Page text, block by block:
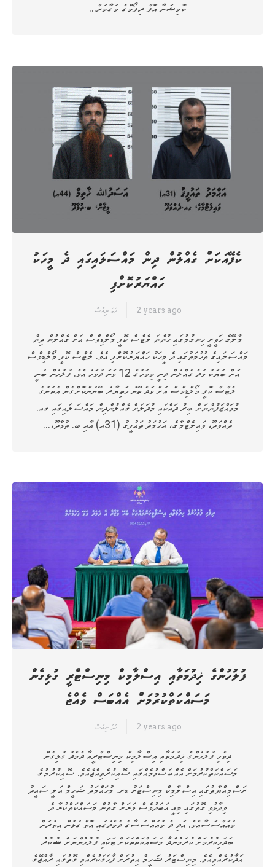
ކޮމިޝަނާ އޮފް ރިފޯމްގެ މަގާމަށް…
ކެފޭއަކަށް ގެއްލުން ދިން މައްސަލައިގައި ދެ މީހަކު
ހައްޔަރުކޮށްފި
ހަމަ ނިއުސް 2 years ago
މާލޭގެ ހަވީރީ ހިނގުމުގައި ހުންނަ ލެޓްސް ކޮފީ މޯލްޑިވްސް އަށް ގެއްލުން ދިން
މައްސަލައިގެ ތުހުމަތުގައި ދެ މީހަކު ހައްޔަރުކޮށްފި އެވެ. ލެޓްސް ކޮފީ މޯލްޑިވްސް
އަށް ބަޔަކު ވަދެ ގެއްލުން ދިނީ މިމަހުގެ 12 ވަނަ ދުވަހު އެވެ. ފުލުހުން ބުނީ
ލެޓްސް ކޮފީ މޯލްޑިވްސް އަށް ވަދެ ތޫނު ހަތިޔާރު ބޭނުންކޮށްގެން އެތަނުގެ
މުވައްޒަފުންނަށް ބިރު ދައްކައި މުދަލަށް ގެއްލުންދިން މައްސަލައިގައި ގއ.
ދެއްވަދޫ، ވައިލެޓްމާގެ، އަހުމަދު ތައުފީގު (31އ) އާއި ބ. ތުޅާދޫ،…
ފުލުހުންގެ ޚިދުމަތާއި އިސްލާމިކް މިނިސްޓްރީ ގުޅިގެން
މަސައްކަތްކުރުމަށް އެއްބަސް ވެއްޖެ
ހަމަ ނިއުސް 2 years ago
ދިވެހި ފުލުހުންގެ ޚިދުމަތާއި އިސްލާމިކް މިނިސްޓްރީއާ ދެމެދު ގުޅިގެން
މަސައްކަތްކުރުމަށް އެއްބަސްވުމެއްގައި ސޮއިކުރެވިއްޖެއެވެ. ސޮއިކުރުމުގެ
ރަސްމިއްޔާތުގައި އިސްލާމިކް މިނިސްޓަރު ޑރ. މުހައްމަދު ޝަހީމް އަލީ ސައީދު
ވިދާޅުވި ގޮތުގައި މިއީ އަބަދުވެސް ވަރަށް ގާތުން މަސައްކަތްކުރާ ދެ
މުއައްސަސާއެވެ. އަދި ދެ މުއައްސަސާގެ ދެމެދުގައި އޮތް ގުޅުން އިތުރަށް
ބަދަހިކުރުމަށް ކުރަމުންދާ މަސައްކަތްތަކަށް ޓަކައި ފުލުހުންނަށް ޝުކުރު
އަދާކުރެއްވިއެވެ. މިނިސްޓަރު ޝަހީމް އިތުރަށް ފާހަގަކުރެއްވި ގޮތުގައި ރާއްޖޭގެ